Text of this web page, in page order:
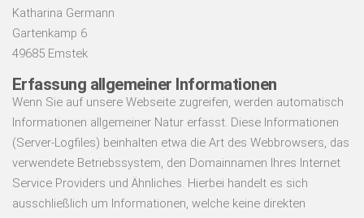
Katharina Germann
Gartenkamp 6
49685 Emstek
Erfassung allgemeiner Informationen
Wenn Sie auf unsere Webseite zugreifen, werden automatisch
Informationen allgemeiner Natur erfasst. Diese Informationen
(Server-Logfiles) beinhalten etwa die Art des Webbrowsers, das
verwendete Betriebssystem, den Domainnamen Ihres Internet
Service Providers und Ähnliches. Hierbei handelt es sich
ausschließlich um Informationen, welche keine direkten